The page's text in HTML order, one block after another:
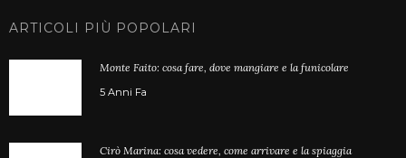
ARTICOLI PIÙ POPOLARI
Monte Faito: cosa fare, dove mangiare e la funicolare
5 Anni Fa
Cirò Marina: cosa vedere, come arrivare e la spiaggia